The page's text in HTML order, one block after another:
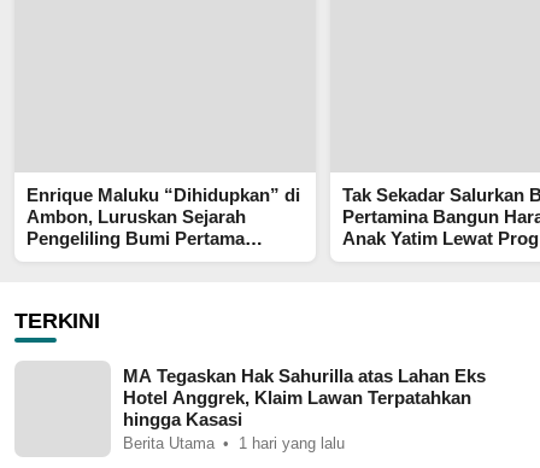
Enrique Maluku “Dihidupkan” di
Ambon, Luruskan Sejarah
Pengeliling Bumi Pertama
Adalah Putra Nusantara
Tak Sekadar Salurkan
Pertamina Bangun
Anak Yatim Lewat
Pertamina Berkah
TERKINI
MA Tegaskan Hak Sahurilla atas Lahan Eks
Hotel Anggrek, Klaim Lawan Terpatahkan
hingga Kasasi
Berita Utama 1 hari yang lalu